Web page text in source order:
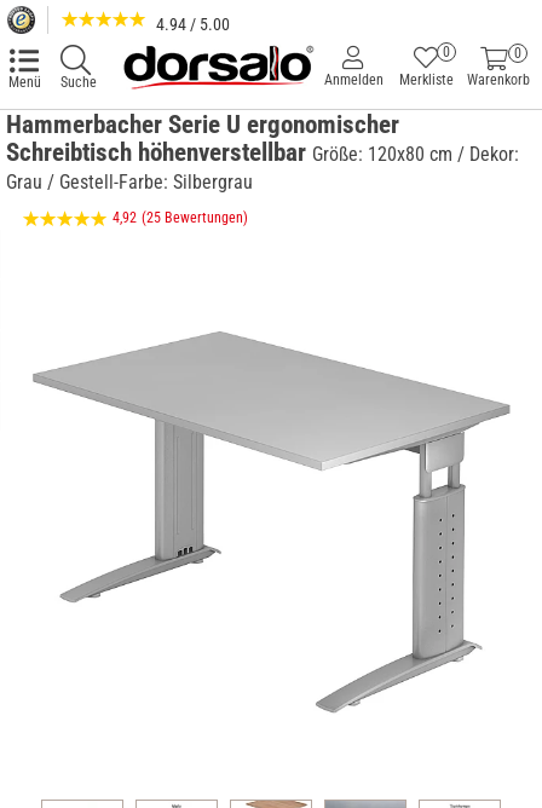
4.94 / 5.00
Menü Suche
0
Warenkorb
Merkliste
0
Anmelden
Hammerbacher Serie U ergonomischer
Schreibtisch höhenverstellbar Größe: 120x80 cm / Dekor:
Grau / Gestell-Farbe: Silbergrau
4,92 (25 Bewertungen)